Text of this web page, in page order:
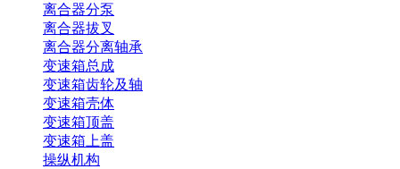
离合器分泵
离合器拔叉
离合器分离轴承
变速箱总成
变速箱齿轮及轴
变速箱壳体
变速箱顶盖
变速箱上盖
操纵机构